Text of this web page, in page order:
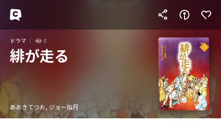
ドラマ 0
緋が走る
あおきてつお, ジョー指月